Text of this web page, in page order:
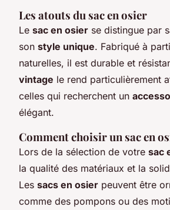
Les atouts du sac en osier
Le sac en osier se distingue par
son style unique. Fabriqué à
naturelles, il est durable et
vintage le rend particulièrement
celles qui recherchent un
élégant.
Comment choisir un sac en
Lors de la sélection de votre sac
la qualité des matériaux et la
Les sacs en osier peuvent être
comme des pompons ou des